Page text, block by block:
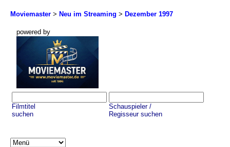
Moviemaster > Neu im Streaming > Dezember 1997
powered by
Filmtitel
suchen
Schauspieler /
Regisseur suchen